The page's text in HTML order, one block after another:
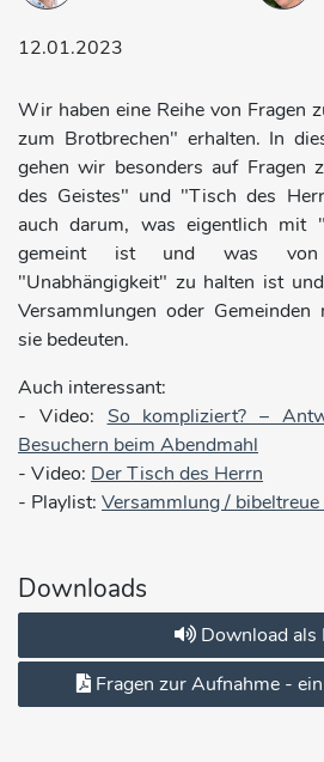
12.01.2023
Wir haben eine Reihe von Fragen
zum Brotbrechen" erhalten. In
gehen wir besonders auf Fragen
des Geistes" und "Tisch des
auch darum, was eigentlich mit
gemeint ist und was von
"Unabhängigkeit" zu halten ist
Versammlungen oder
sie bedeuten.
Auch interessant:
- Video: So kompliziert? –
Besuchern beim Abendmahl
- Video: Der Tisch des Herrn
- Playlist: Versammlung / bibeltreue
Downloads
Download als
Fragen zur Aufnahme -